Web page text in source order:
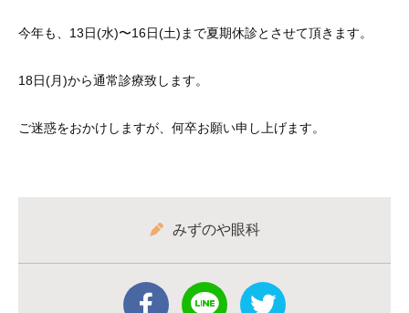
今年も、13日(水)〜16日(土)まで夏期休診とさせて頂きます。
18日(月)から通常診療致します。
ご迷惑をおかけしますが、何卒お願い申し上げます。
みずのや眼科